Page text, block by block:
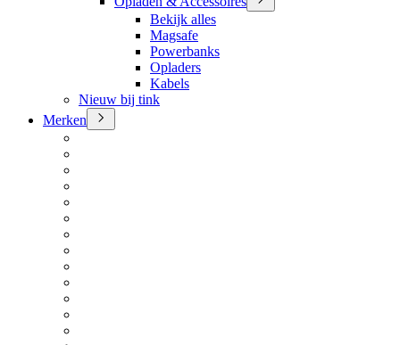
Bekijk alles
Magsafe
Powerbanks
Opladers
Kabels
Nieuw bij tink
Merken